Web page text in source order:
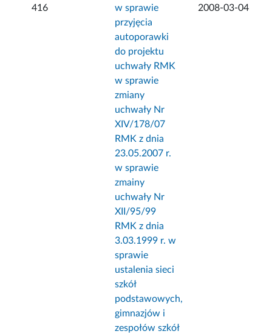
416
w sprawie
przyjęcia
autoporawki
do projektu
uchwały RMK
w sprawie
zmiany
uchwały Nr
XIV/178/07
RMK z dnia
23.05.2007 r.
w sprawie
zmainy
uchwały Nr
XII/95/99
RMK z dnia
3.03.1999 r. w
sprawie
ustalenia sieci
szkół
podstawowych,
gimnazjów i
zespołów szkół
2008-03-04